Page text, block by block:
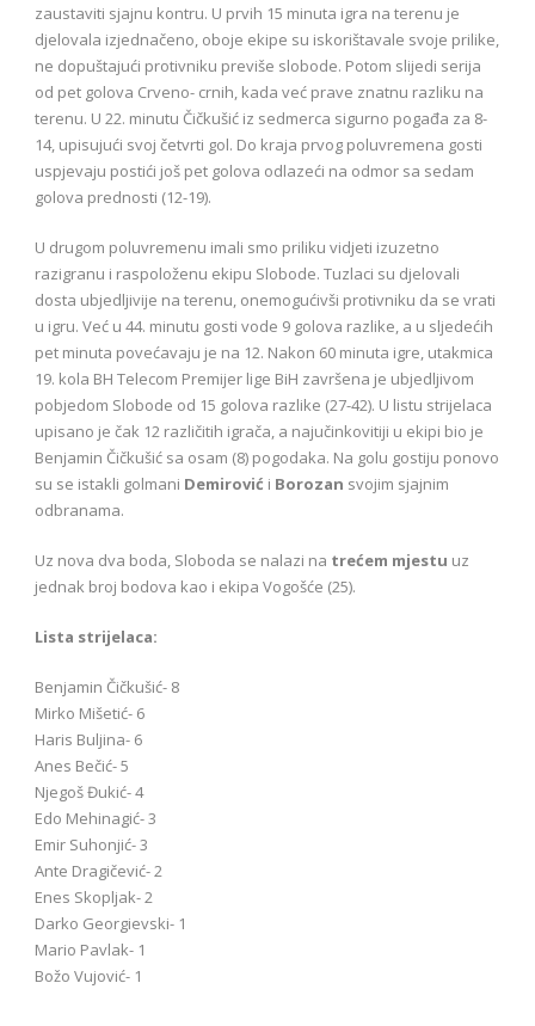
zaustaviti sjajnu kontru. U prvih 15 minuta igra na terenu je
djelovala izjednačeno, oboje ekipe su iskorištavale svoje prilike,
ne dopuštajući protivniku previše slobode. Potom slijedi serija
od pet golova Crveno- crnih, kada već prave znatnu razliku na
terenu. U 22. minutu Čičkušić iz sedmerca sigurno pogađa za 8-
14, upisujući svoj četvrti gol. Do kraja prvog poluvremena gosti
uspjevaju postići još pet golova odlazeći na odmor sa sedam
golova prednosti (12-19).
U drugom poluvremenu imali smo priliku vidjeti izuzetno
razigranu i raspoloženu ekipu Slobode. Tuzlaci su djelovali
dosta ubjedljivije na terenu, onemogućivši protivniku da se vrati
u igru. Već u 44. minutu gosti vode 9 golova razlike, a u sljedećih
pet minuta povećavaju je na 12. Nakon 60 minuta igre, utakmica
19. kola BH Telecom Premijer lige BiH završena je ubjedljivom
pobjedom Slobode od 15 golova razlike (27-42). U listu strijelaca
upisano je čak 12 različitih igrača, a najučinkovitiji u ekipi bio je
Benjamin Čičkušić sa osam (8) pogodaka. Na golu gostiju ponovo
su se istakli golmani Demirović i Borozan svojim sjajnim
odbranama.
Uz nova dva boda, Sloboda se nalazi na trećem mjestu uz
jednak broj bodova kao i ekipa Vogošće (25).
Lista strijelaca:
Benjamin Čičkušić- 8
Mirko Mišetić- 6
Haris Buljina- 6
Anes Bečić- 5
Njegoš Đukić- 4
Edo Mehinagić- 3
Emir Suhonjić- 3
Ante Dragičević- 2
Enes Skopljak- 2
Darko Georgievski- 1
Mario Pavlak- 1
Božo Vujović- 1